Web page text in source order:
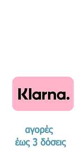
αγορές
​έως 3 δόσεις